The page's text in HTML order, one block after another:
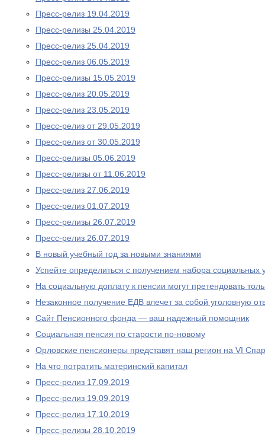
Пресс-релиз 19.04.2019
Пресс-релизы 25.04.2019
Пресс-релиз 25.04.2019
Пресс-релиз 06.05.2019
Пресс-релизы 15.05.2019
Пресс-релиз 20.05.2019
Пресс-релиз 23.05.2019
Пресс-релиз от 29.05.2019
Пресс-релиз от 30.05.2019
Пресс-релизы 05.06.2019
Пресс-релизы от 11.06.2019
Пресс-релиз 27.06.2019
Пресс-релиз 01.07.2019
Пресс-релизы 26.07.2019
Пресс-релиз 26.07.2019
В новый учебный год за новыми знаниями
Успейте определиться с получением набора социальных
На социальную доплату к пенсии могут претендовать
Незаконное получение ЕДВ влечет за собой уголовную
Сайт Пенсионного фонда — ваш надежный помощник
Социальная пенсия по старости по-новому
Орловские пенсионеры представят наш регион на VI
На что потратить материнский капитал
Пресс-релиз 17.09.2019
Пресс-релиз 19.09.2019
Пресс-релиз 17.10.2019
Пресс-релизы 28.10.2019